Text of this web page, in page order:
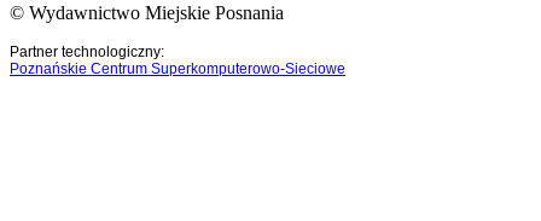
© Wydawnictwo Miejskie Posnania
Partner technologiczny:
Poznańskie Centrum Superkomputerowo-Sieciowe